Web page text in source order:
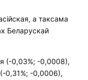
а таксама
Беларускай
(-0,03%; -0,0008),
0,31%; -0,0006),